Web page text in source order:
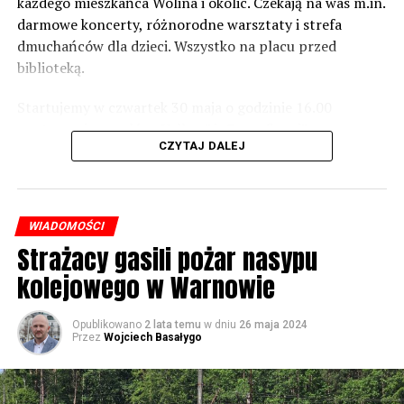
zaznacza.
Foto: Wojciech Basałygo
darmowe koncerty, różnorodne warsztaty i strefa
dmuchańców dla dzieci. Wszystko na placu przed
biblioteką.
występami zespołów „Yellow” i „Specyficzni”.
CZYTAJ DALEJ
WIADOMOŚCI
Strażacy gasili pożar nasypu
kolejowego w Warnowie
Opublikowano 2 lata temu w dniu 26 maja 2024
Przez Wojciech Basałygo